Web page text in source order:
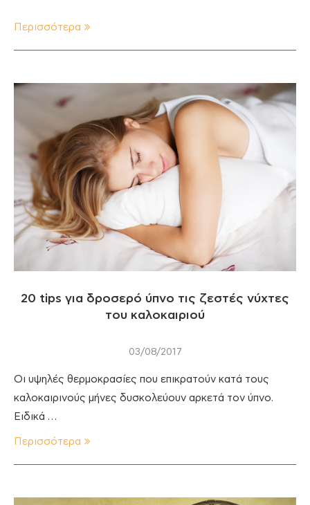
Περισσότερα
20 tips για δροσερό ύπνο τις ζεστές νύχτες
του καλοκαιριού
03/08/2017
Οι υψηλές θερμοκρασίες που επικρατούν κατά τους
καλοκαιρινούς μήνες δυσκολεύουν αρκετά τον ύπνο.
Ειδικά …
Περισσότερα